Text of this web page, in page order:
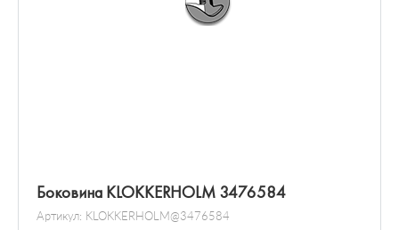
Боковина KLOKKERHOLM 3476584
Артикул: KLOKKERHOLM@3476584